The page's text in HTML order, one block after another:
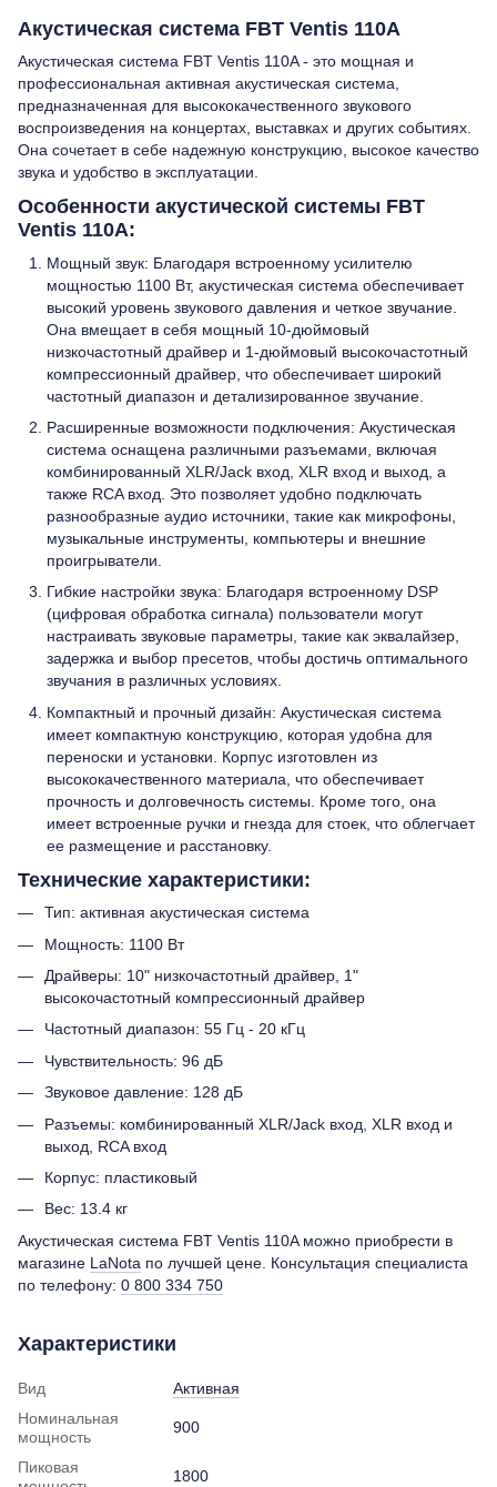
Акустическая система FBT Ventis 110A
Акустическая система FBT Ventis 110A - это мощная и
профессиональная активная акустическая система,
предназначенная для высококачественного звукового
воспроизведения на концертах, выставках и других событиях.
Она сочетает в себе надежную конструкцию, высокое качество
звука и удобство в эксплуатации.
Особенности акустической системы FBT
Ventis 110A:
Мощный звук: Благодаря встроенному усилителю
мощностью 1100 Вт, акустическая система обеспечивает
высокий уровень звукового давления и четкое звучание.
Она вмещает в себя мощный 10-дюймовый
низкочастотный драйвер и 1-дюймовый высокочастотный
компрессионный драйвер, что обеспечивает широкий
частотный диапазон и детализированное звучание.
Расширенные возможности подключения: Акустическая
система оснащена различными разъемами, включая
комбинированный XLR/Jack вход, XLR вход и выход, а
также RCA вход. Это позволяет удобно подключать
разнообразные аудио источники, такие как микрофоны,
музыкальные инструменты, компьютеры и внешние
проигрыватели.
Гибкие настройки звука: Благодаря встроенному DSP
(цифровая обработка сигнала) пользователи могут
настраивать звуковые параметры, такие как эквалайзер,
задержка и выбор пресетов, чтобы достичь оптимального
звучания в различных условиях.
Компактный и прочный дизайн: Акустическая система
имеет компактную конструкцию, которая удобна для
переноски и установки. Корпус изготовлен из
высококачественного материала, что обеспечивает
прочность и долговечность системы. Кроме того, она
имеет встроенные ручки и гнезда для стоек, что облегчает
ее размещение и расстановку.
Технические характеристики:
Тип: активная акустическая система
Мощность: 1100 Вт
Драйверы: 10" низкочастотный драйвер, 1"
высокочастотный компрессионный драйвер
Частотный диапазон: 55 Гц - 20 кГц
Чувствительность: 96 дБ
Звуковое давление: 128 дБ
Разъемы: комбинированный XLR/Jack вход, XLR вход и
выход, RCA вход
Корпус: пластиковый
Вес: 13.4 кг
Акустическая система FBT Ventis 110A можно приобрести в
магазине LaNota по лучшей цене. Консультация специалиста
по телефону: 0 800 334 750
Характеристики
Вид
Активная
Номинальная
мощность
900
Пиковая
1800